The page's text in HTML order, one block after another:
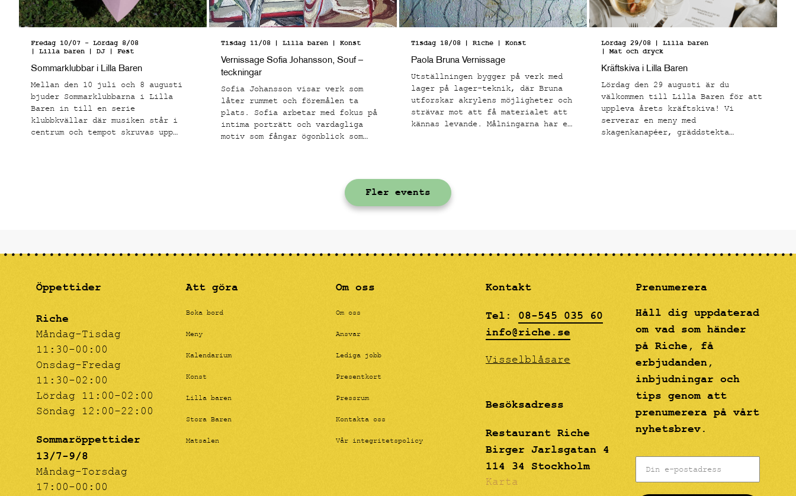
Fredag 10/07 - Lördag 8/08
| Lilla baren | DJ | Fest
Sommarklubbar i Lilla Baren
Mellan den 10 juli och 8 augusti
bjuder Sommarklubbarna i Lilla
Baren in till en serie
klubbkvällar där musiken står i
centrum och tempot skruvas upp
Tisdag 11/08 | Lilla baren | Konst
Vernissage Sofia Johansson, Souf –
teckningar
Sofia Johansson visar verk som
låter rummet och föremålen ta
plats. Sofia arbetar med fokus på
intima porträtt och vardagliga
motiv som fångar ögonblick som
Tisdag 18/08 | Riche | Konst
Paola Bruna Vernissage
Utställningen bygger på verk med
lager på lager-teknik, där Bruna
utforskar akrylens möjligheter och
strävar mot att få materialet att
kännas levande. Målningarna har en
tankarna till klassiskt måleri och
teckning, men i kontrast mot den
här grova ytan. Paola har
akryl, effekten blir en "drömmig"
Lördag 29/08 | Lilla baren
| Mat och dryck
Kräftskiva i Lilla Baren
Lördag den 29 augusti är du
välkommen till Lilla Baren för att
uppleva årets kräftskiva! Vi
serverar en meny med
skagenkanapéer, gräddstekta
Fler events
Öppettider
Riche
Måndag-Tisdag
11:30-00:00
Onsdag-Fredag
11:30-02:00
Lördag 11:00-02:00
Söndag 12:00-22:00
Sommaröppettider
13/7-9/8
Måndag-Torsdag
17:00-00:00
Att göra
Boka bord
Meny
Kalendarium
Konst
Lilla baren
Stora Baren
Matsalen
Om oss
Om oss
Ansvar
Lediga jobb
Presentkort
Pressrum
Kontakta oss
Vår integritetspolicy
Kontakt
Tel: 08-545 035 60
info@riche.se
Visselblåsare
Besöksadress
Restaurant Riche
Birger Jarlsgatan 4
114 34 Stockholm
Karta
Prenumerera
Håll dig uppdaterad
om vad som händer
på Riche, få
erbjudanden,
inbjudningar och
tips genom att
prenumerera på vårt
nyhetsbrev.